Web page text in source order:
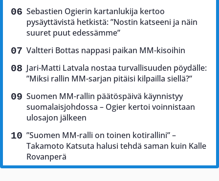
Sebastien Ogierin kartanlukija kertoo
pysäyttävistä hetkistä: ”Nostin katseeni ja näin
suuret puut edessämme”
Valtteri Bottas nappasi paikan MM-kisoihin
Jari-Matti Latvala nostaa turvallisuuden pöydälle:
”Miksi rallin MM-sarjan pitäisi kilpailla siellä?”
Suomen MM-rallin päätöspäivä käynnistyy
suomalaisjohdossa – Ogier kertoi voinnistaan
ulosajon jälkeen
”Suomen MM-ralli on toinen kotirallini” –
Takamoto Katsuta halusi tehdä saman kuin Kalle
Rovanperä